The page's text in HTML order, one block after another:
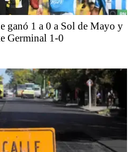
ganó 1 a 0 a Sol de Mayo y
Germinal 1-0